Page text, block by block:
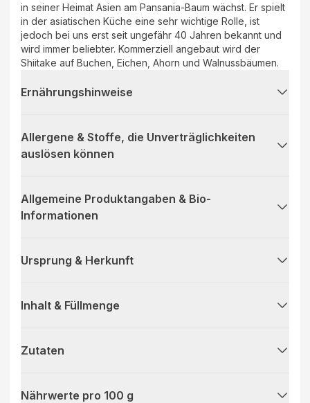
in seiner Heimat Asien am Pansania-Baum wächst. Er spielt
in der asiatischen Küche eine sehr wichtige Rolle, ist
jedoch bei uns erst seit ungefähr 40 Jahren bekannt und
wird immer beliebter. Kommerziell angebaut wird der
Shiitake auf Buchen, Eichen, Ahorn und Walnussbäumen.
Ernährungshinweise
Allergene & Stoffe, die Unverträglichkeiten
auslösen können
Allgemeine Produktangaben & Bio-
Informationen
Ursprung & Herkunft
Inhalt & Füllmenge
Zutaten
Nährwerte pro 100 g